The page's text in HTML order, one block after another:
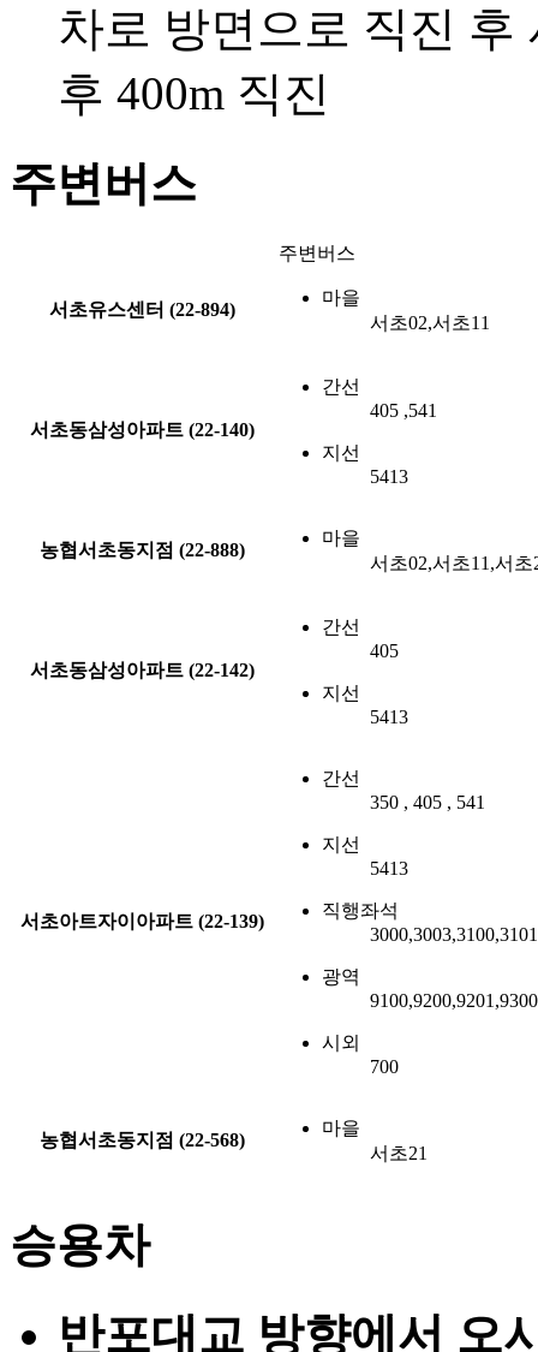
차로 방면으로 직진 후
후 400m 직진
주변버스
주변버스
서초유스센터 (22-894)
마을
서초02,서초11
서초동삼성아파트 (22-140)
간선
405 ,541
지선
5413
농협서초동지점 (22-888)
마을
서초02,서초11,서초
서초동삼성아파트 (22-142)
간선
405
지선
5413
서초아트자이아파트 (22-139)
간선
350 , 405 , 541
지선
5413
직행좌석
광역
시외
700
농협서초동지점 (22-568)
마을
서초21
승용차
반포대교 방향에서 오